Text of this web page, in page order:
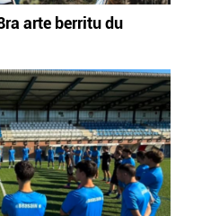
arte berritu du